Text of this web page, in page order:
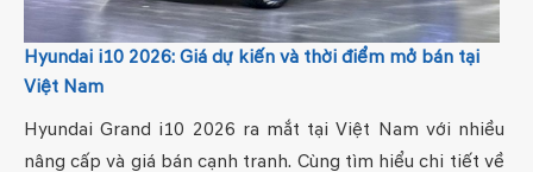
Hyundai i10 2026: Giá dự kiến và thời điểm mở bán tại
Việt Nam
Hyundai Grand i10 2026 ra mắt tại Việt Nam với nhiều
nâng cấp và giá bán cạnh tranh. Cùng tìm hiểu chi tiết về